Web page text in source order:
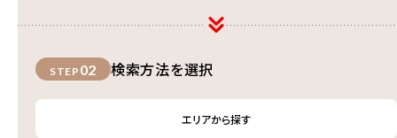
STEP 02 検索方法を選択
エリアから探す